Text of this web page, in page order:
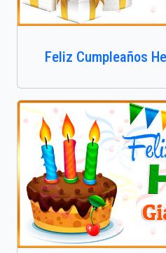
Feliz Cumpleaños